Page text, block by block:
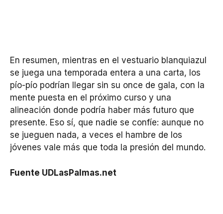
En resumen, mientras en el vestuario blanquiazul
se juega una temporada entera a una carta, los
pío-pío podrían llegar sin su once de gala, con la
mente puesta en el próximo curso y una
alineación donde podría haber más futuro que
presente. Eso sí, que nadie se confíe: aunque no
se jueguen nada, a veces el hambre de los
jóvenes vale más que toda la presión del mundo.
Fuente UDLasPalmas.net